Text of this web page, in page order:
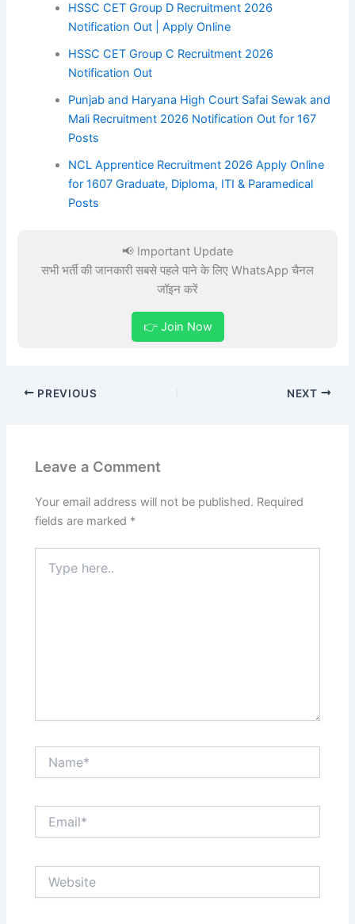
HSSC CET Group D Recruitment 2026
Notification Out | Apply Online
HSSC CET Group C Recruitment 2026
Notification Out
Punjab and Haryana High Court Safai Sewak and
Mali Recruitment 2026 Notification Out for 167
Posts
NCL Apprentice Recruitment 2026 Apply Online
for 1607 Graduate, Diploma, ITI & Paramedical
Posts
📢 Important Update
सभी भर्ती की जानकारी सबसे पहले पाने के लिए WhatsApp चैनल
जॉइन करें
👉 Join Now
PREVIOUS NEXT
Leave a Comment
Your email address will not be published. Required
fields are marked *
here..